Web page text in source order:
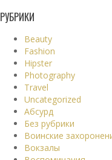
РУБРИКИ
Beauty
Fashion
Hipster
Photography
Travel
Uncategorized
Абсурд
Без рубрики
Воинские
Вокзалы